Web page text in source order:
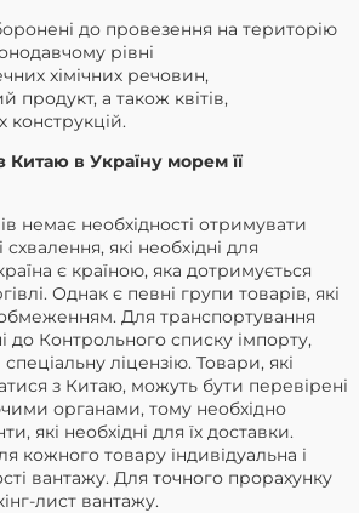
до провезення на територію
рівні
хімічних речовин,
продукт, а також квітів,
конструкцій.
Китаю в Україну морем її
немає необхідності отримувати
які необхідні для
є країною, яка дотримується
Однак є певні групи товарів, які
Для транспортування
до Контрольного списку імпорту,
ліцензію. Товари, які
з Китаю, можуть бути перевірені
органами, тому необхідно
які необхідні для їх доставки.
кожного товару індивідуальна і
вантажу. Для точного прорахунку
лист вантажу.